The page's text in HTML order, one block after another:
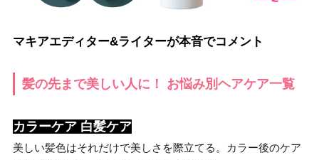
マキアエディター&ライターが本音でコメント
髪の先まで美しい人に！ お悩み別ヘアケア一覧
カラーケア 白髪ケア
美しい髪色はそれだけで美しさを際立てる。カラー後のケア